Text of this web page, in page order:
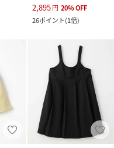
2,895円 20%OFF
26ポイント(1倍)